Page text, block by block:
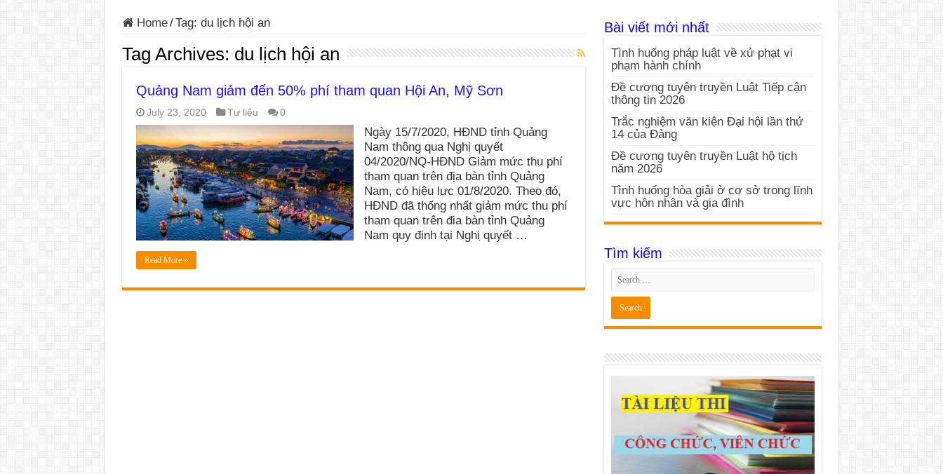
Home/Tag: du lịch hội an
Tag Archives: du lịch hội an
Quảng Nam giảm đến 50% phí tham quan Hội An, Mỹ Sơn
July 23, 2020 Tư liệu 0
Ngày 15/7/2020, HĐND tỉnh Quảng
Nam thông qua Nghị quyết
04/2020/NQ-HĐND Giảm mức thu phí
tham quan trên địa bàn tỉnh Quảng
Nam, có hiệu lực 01/8/2020. Theo đó,
HĐND đã thống nhất giảm mức thu phí
tham quan trên đia bàn tỉnh Quảng
Nam quy đinh tại Nghi ̣quyết …
Read More »
Bài viết mới nhất
Tình huống pháp luật về xử phạt vi
phạm hành chính
Đề cương tuyên truyền Luật Tiếp cận
thông tin 2026
Trắc nghiệm văn kiện Đại hội lần thứ
14 của Đảng
Đề cương tuyên truyền Luật hộ tịch
năm 2026
Tình huống hòa giải ở cơ sở trong lĩnh
vực hôn nhân và gia đình
Tìm kiếm